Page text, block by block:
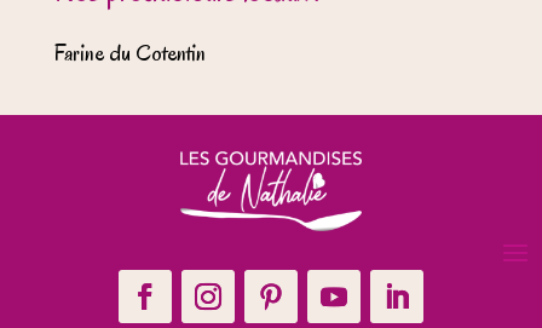
Farine du Cotentin